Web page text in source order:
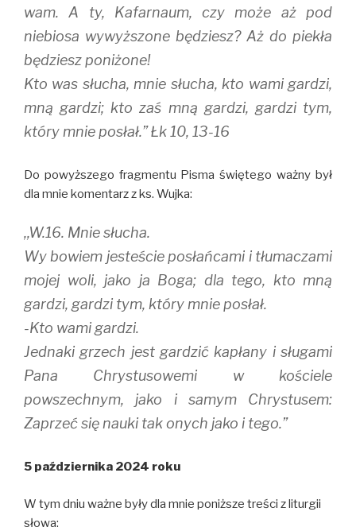
wam. A ty, Kafarnaum, czy może aż pod
niebiosa wywyższone będziesz? Aż do piekła
będziesz poniżone!
Kto was słucha, mnie słucha, kto wami gardzi,
mną gardzi; kto zaś mną gardzi, gardzi tym,
który mnie posłał.” Łk 10, 13-16
Do powyższego fragmentu Pisma świętego ważny był
dla mnie komentarz z ks. Wujka:
,,W.16. Mnie słucha.
Wy bowiem jesteście posłańcami i tłumaczami
mojej woli, jako ja Boga; dla tego, kto mną
gardzi, gardzi tym, który mnie posłał.
-Kto wami gardzi.
Jednaki grzech jest gardzić kapłany i sługami
Pana Chrystusowemi w kościele
powszechnym, jako i samym Chrystusem:
Zaprzeć się nauki tak onych jako i tego.”
5 października 2024 roku
W tym dniu ważne były dla mnie poniższe treści z liturgii
słowa: